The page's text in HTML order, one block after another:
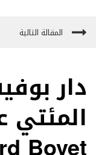
المقالة التالية
دار
المئتي